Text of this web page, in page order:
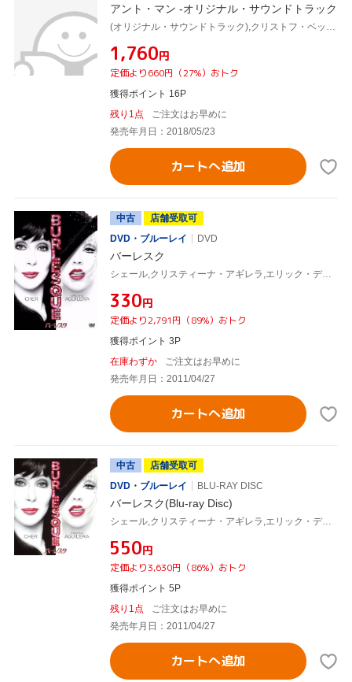
アント・マン -オリジナル・サウンドトラック
(オリジナル・サウンドトラック),クリストフ・ベック(音楽),カミロ・アスキータ
¥1,760円
定価より660円（27%）おトク
獲得ポイント 16P
残り1点
ご注文はお早めに
発売年月日：2018/05/23
カートへ追加
中古
店舗受取可
DVD・ブルーレイ
DVD
バーレスク
シェール,クリスティーナ・アギレラ,エリック・デイン,スティーヴ・アンティン(脚本、監督),クリストフ・ベック(音楽)
¥330円
定価より2,791円（89%）おトク
獲得ポイント 3P
在庫わずか
ご注文はお早めに
発売年月日：2011/04/27
カートへ追加
中古
店舗受取可
DVD・ブルーレイ
BLU-RAY DISC
バーレスク(Blu-ray Disc)
シェール,クリスティーナ・アギレラ,エリック・デイン,スティーヴ・アンティン(脚本、監督),クリストフ・ベック(音楽)
¥550円
定価より3,630円（86%）おトク
獲得ポイント 5P
残り1点
ご注文はお早めに
発売年月日：2011/04/27
カートへ追加